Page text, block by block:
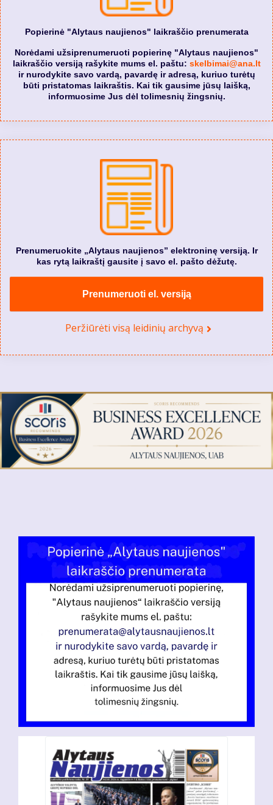
Popierinė "Alytaus naujienos" laikraščio prenumerata
Norėdami užsiprenumeruoti popierinę "Alytaus naujienos"
laikraščio versiją rašykite mums el. paštu: skelbimai@ana.lt
ir nurodykite savo vardą, pavardę ir adresą, kuriuo turėtų
būti pristatomas laikraštis. Kai tik gausime jūsų laišką,
informuosime Jus dėl tolimesnių žingsnių.
Prenumeruokite „Alytaus naujienos” elektroninę versiją. Ir
kas rytą laikraštį gausite į savo el. pašto dėžutę.
Prenumeruoti el. versiją
Peržiūrėti visą leidinių archyvą